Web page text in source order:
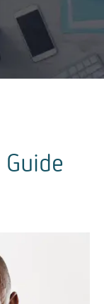
Guide